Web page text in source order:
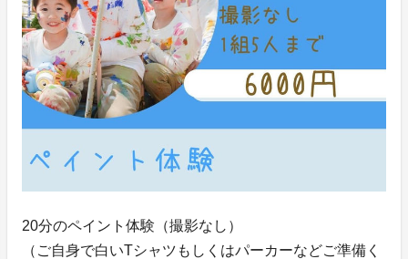
20分のペイント体験（撮影なし）
（ご自身で白いTシャツもしくはパーカーなどご準備く